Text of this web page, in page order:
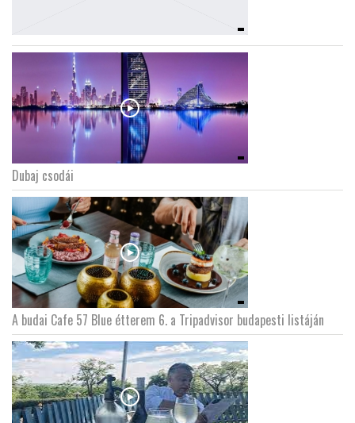
Dubaj csodái
A budai Cafe 57 Blue étterem 6. a Tripadvisor budapesti listáján